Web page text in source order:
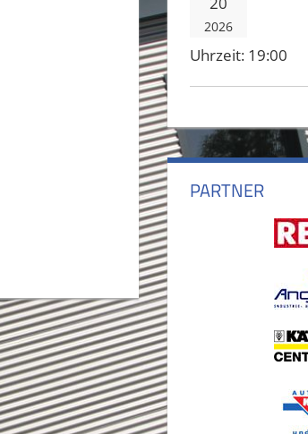
2026
Uhrzeit: 19:00
PARTNER